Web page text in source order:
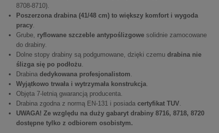
8708-8710).
Poszerzona drabina (41/48 cm) to większy komfort i wygoda
pracy.
Grube, ryflowane szczeble antypoślizgowe solidnie zamocowane
do drabiny.
Dolne stopy drabiny są podgumowane, dzięki czemu drabina nie
ślizga się po podłożu.
Drabina dedykowana profesjonalistom.
Wyjątkowo trwała i wytrzymała konstrukcja.
Objęta 7-letnią gwarancją producenta.
Drabina zgodna z normą EN-131 i posiada certyfikat TUV.
UWAGA! Ze względu na duży gabaryt drabiny 8716, 8718, 8720
dostępne tylko z odbiorem osobistym.